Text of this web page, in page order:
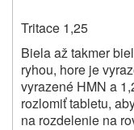
Tritace 1,25
Biela až takmer
ryhou, hore je
vyrazené HMN a
rozlomiť tabletu,
na rozdelenie na